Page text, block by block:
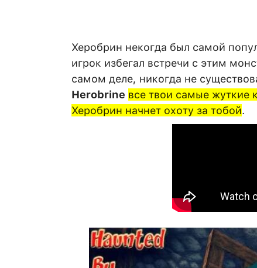
Херобрин некогда был самой
игрок избегал встречи с этим
самом деле, никогда не
Herobrine все твои самые жуткие
Херобрин начнет охоту за тобой.